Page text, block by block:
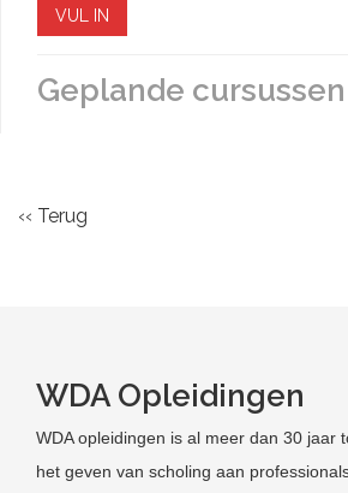
VUL IN
Geplande cursussen
‹‹ Terug
WDA Opleidingen
WDA opleidingen is al meer dan 30 jaar
het geven van scholing aan